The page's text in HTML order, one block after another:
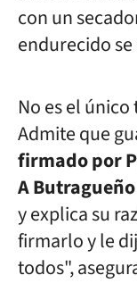
con un
endurecido
No es el
Admite que
firmado por
A
y explica su
firmarlo y le
todos",